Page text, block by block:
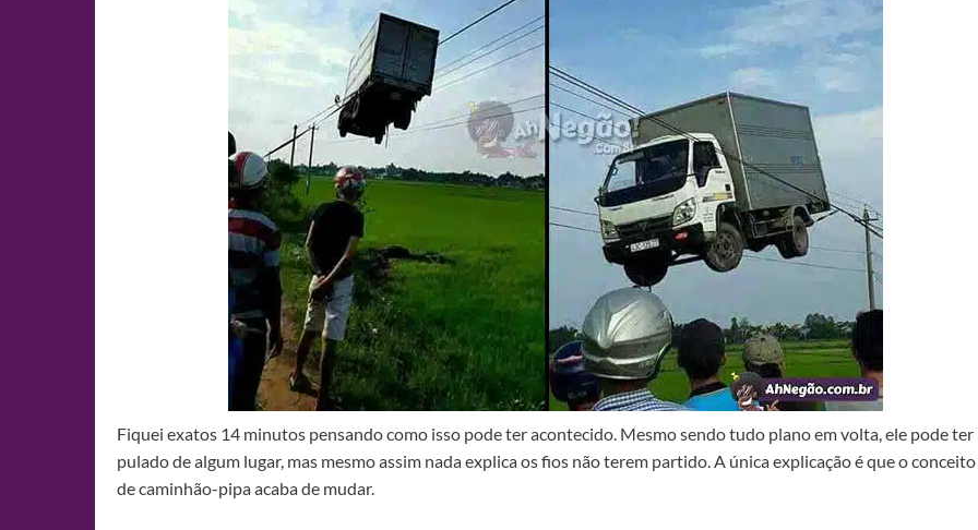
Fiquei exatos 14 minutos pensando como isso pode ter acontecido. Mesmo sendo tudo plano em volta, ele pode ter
pulado de algum lugar, mas mesmo assim nada explica os fios não terem partido. A única explicação é que o conceito
de caminhão-pipa acaba de mudar.